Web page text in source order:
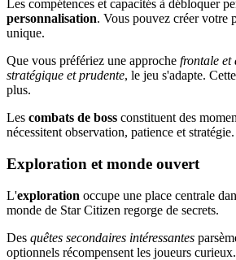
Les compétences et capacités à débloquer
personnalisation. Vous pouvez créer votre
unique.
Que vous préfériez une approche frontale et
stratégique et prudente, le jeu s'adapte.
plus.
Les combats de boss constituent des
nécessitent observation, patience et stratégie.
Exploration et monde ouvert
L'exploration occupe une place centrale
monde de Star Citizen regorge de secrets.
Des quêtes secondaires intéressantes
optionnels récompensent les joueurs curieux.